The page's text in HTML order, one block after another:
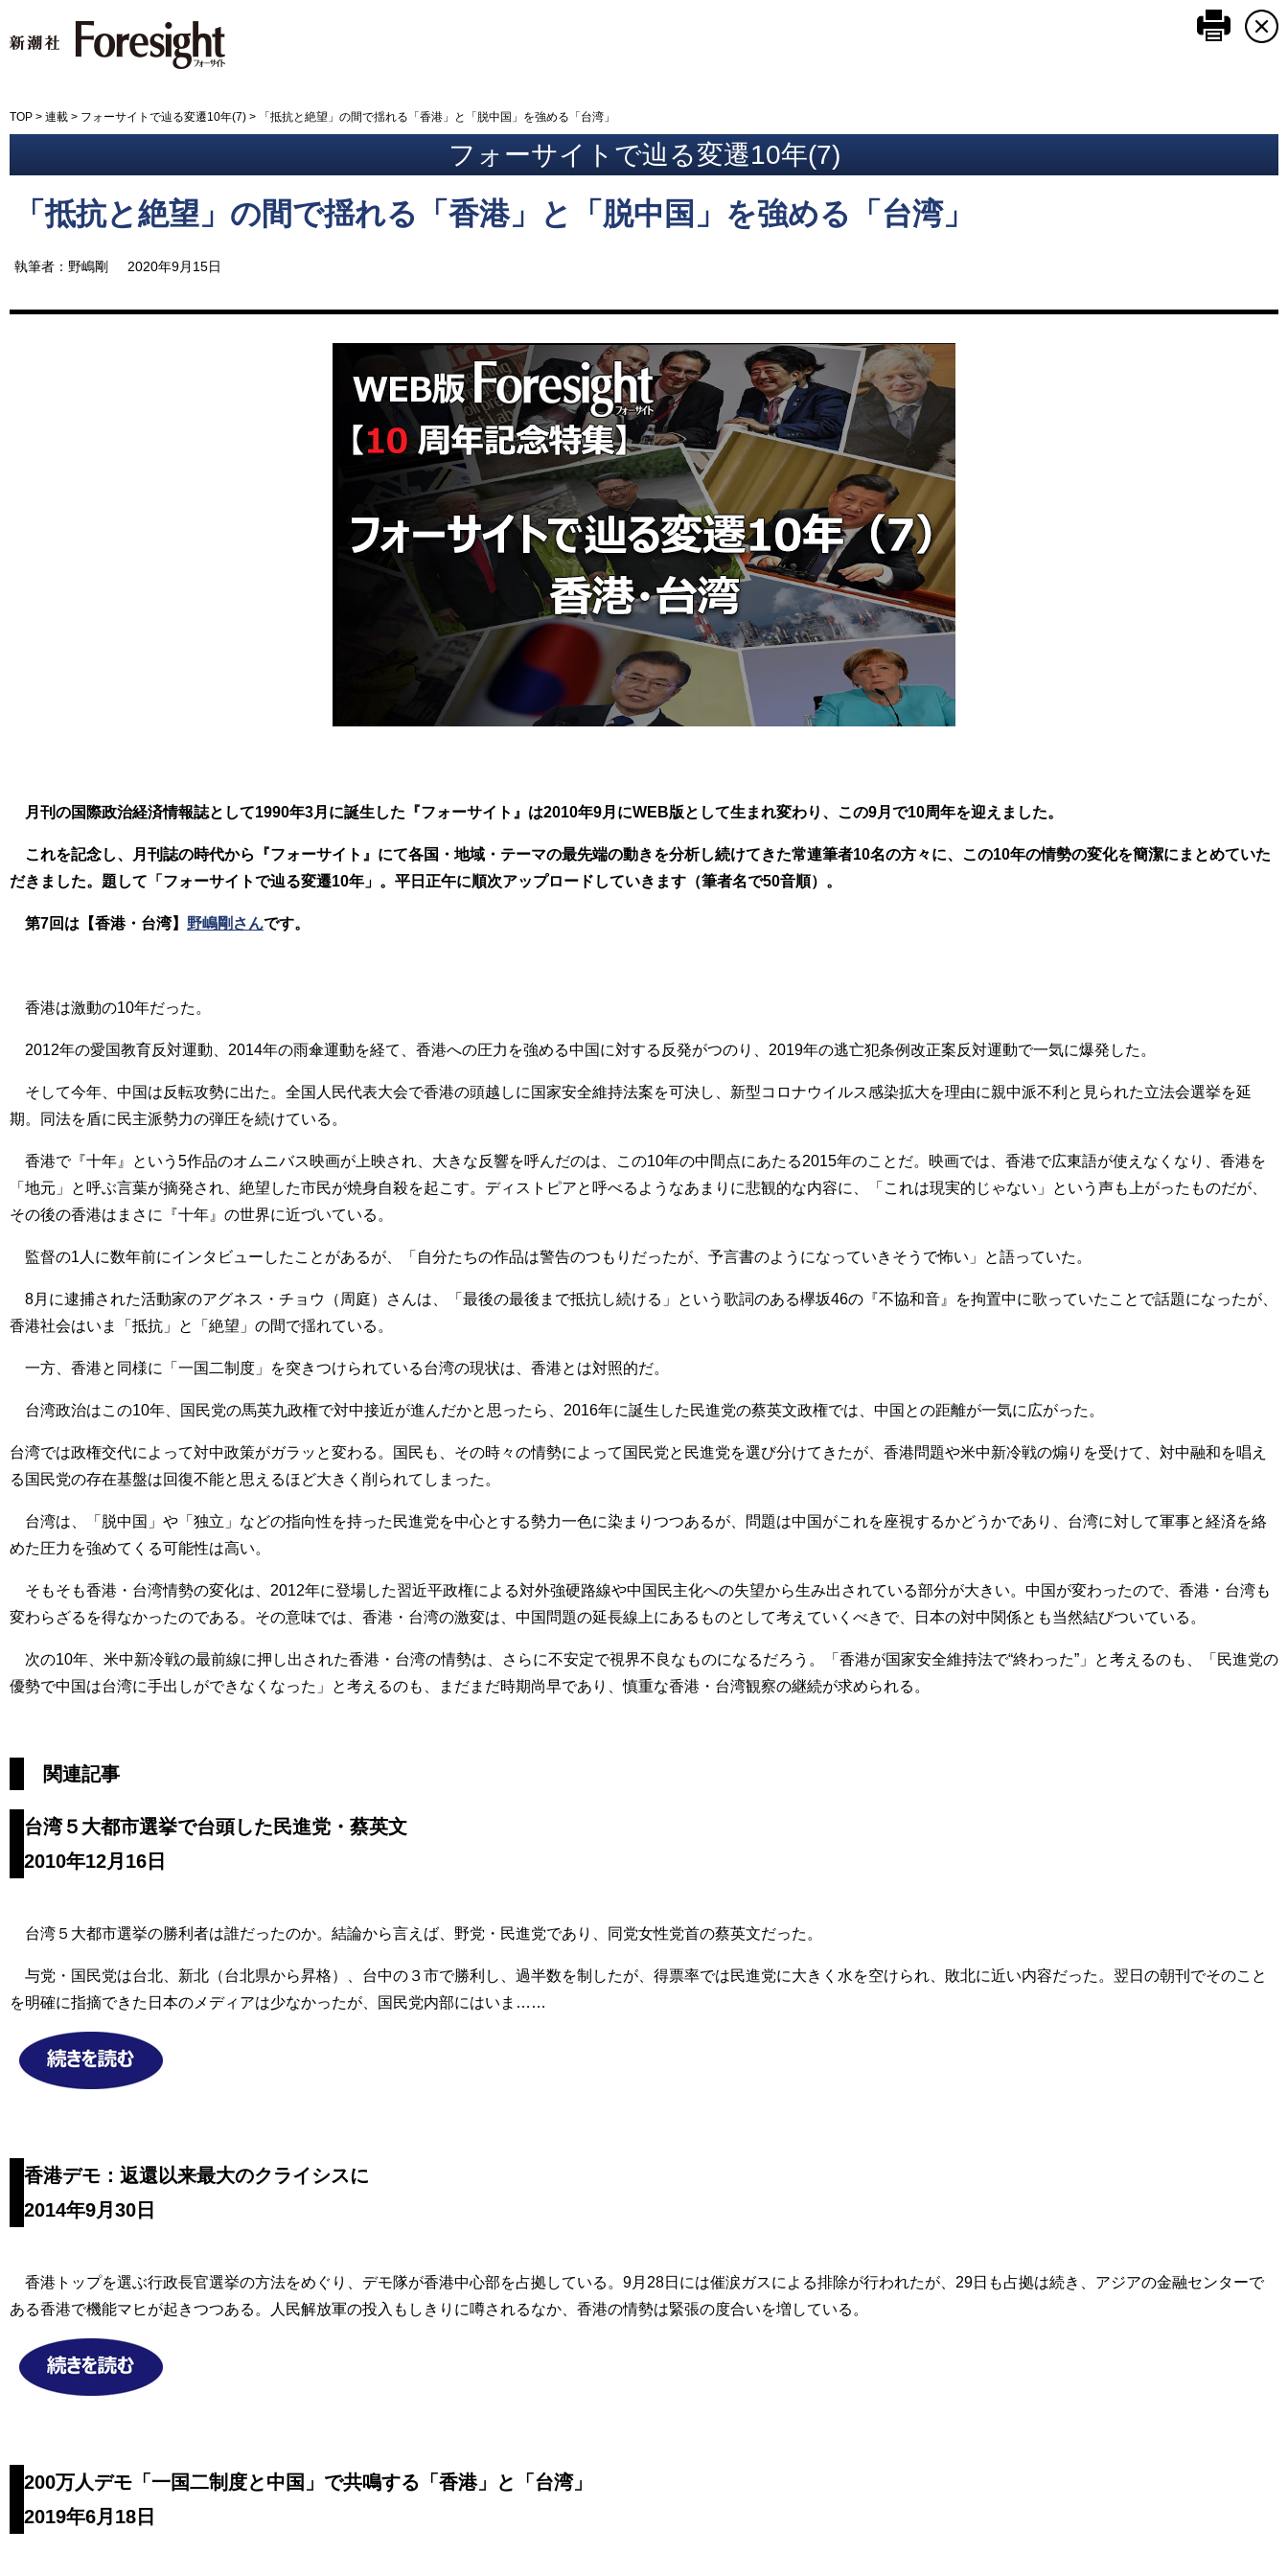
このペ
TOP > 連載 > フォーサイトで辿る変遷10年(7) > 「抵抗と絶望」の間で揺れる「香港」と「脱中国」を強める「台湾」
フォーサイトで辿る変遷10年(7)
「抵抗と絶望」の間で揺れる「香港」と「脱中国」を強める「台湾」
執筆者：野嶋剛 2020年9月15日
月刊の国際政治経済情報誌として1990年3月に誕生した『フォーサイト』は2010年9月にWEB版として生まれ変わり、この9月で10周年を迎えました。
これを記念し、月刊誌の時代から『フォーサイト』にて各国・地域・テーマの最先端の動きを分析し続けてきた常連筆者10名の方々に、この10年の情勢の変化を簡潔にまとめていた
だきました。題して「フォーサイトで辿る変遷10年」。平日正午に順次アップロードしていきます（筆者名で50音順）。
第7回は【香港・台湾】 野嶋剛さんです。
香港は激動の10年だった。
2012年の愛国教育反対運動、2014年の雨傘運動を経て、香港への圧力を強める中国に対する反発がつのり、2019年の逃亡犯条例改正案反対運動で一気に爆発した。
そして今年、中国は反転攻勢に出た。全国人民代表大会で香港の頭越しに国家安全維持法案を可決し、新型コロナウイルス感染拡大を理由に親中派不利と見られた立法会選挙を延
期。同法を盾に民主派勢力の弾圧を続けている。
香港で『十年』という5作品のオムニバス映画が上映され、大きな反響を呼んだのは、この10年の中間点にあたる2015年のことだ。映画では、香港で広東語が使えなくなり、香港を
「地元」と呼ぶ言葉が摘発され、絶望した市民が焼身自殺を起こす。ディストピアと呼べるようなあまりに悲観的な内容に、「これは現実的じゃない」という声も上がったものだが、
その後の香港はまさに『十年』の世界に近づいている。
監督の1人に数年前にインタビューしたことがあるが、「自分たちの作品は警告のつもりだったが、予言書のようになっていきそうで怖い」と語っていた。
8月に逮捕された活動家のアグネス・チョウ（周庭）さんは、「最後の最後まで抵抗し続ける」という歌詞のある欅坂46の『不協和音』を拘置中に歌っていたことで話題になったが、
香港社会はいま「抵抗」と「絶望」の間で揺れている。
一方、香港と同様に「一国二制度」を突きつけられている台湾の現状は、香港とは対照的だ。
台湾政治はこの10年、国民党の馬英九政権で対中接近が進んだかと思ったら、2016年に誕生した民進党の蔡英文政権では、中国との距離が一気に広がった。
台湾では政権交代によって対中政策がガラッと変わる。国民も、その時々の情勢によって国民党と民進党を選び分けてきたが、香港問題や米中新冷戦の煽りを受けて、対中融和を唱え
る国民党の存在基盤は回復不能と思えるほど大きく削られてしまった。
台湾は、「脱中国」や「独立」などの指向性を持った民進党を中心とする勢力一色に染まりつつあるが、問題は中国がこれを座視するかどうかであり、台湾に対して軍事と経済を絡
めた圧力を強めてくる可能性は高い。
そもそも香港・台湾情勢の変化は、2012年に登場した習近平政権による対外強硬路線や中国民主化への失望から生み出されている部分が大きい。中国が変わったので、香港・台湾も
変わらざるを得なかったのである。その意味では、香港・台湾の激変は、中国問題の延長線上にあるものとして考えていくべきで、日本の対中関係とも当然結びついている。
次の10年、米中新冷戦の最前線に押し出された香港・台湾の情勢は、さらに不安定で視界不良なものになるだろう。「香港が国家安全維持法で“終わった”」と考えるのも、「民進党の
優勢で中国は台湾に手出しができなくなった」と考えるのも、まだまだ時期尚早であり、慎重な香港・台湾観察の継続が求められる。
関連記事
台湾５大都市選挙で台頭した民進党・蔡英文
2010年12月16日
台湾５大都市選挙の勝利者は誰だったのか。結論から言えば、野党・民進党であり、同党女性党首の蔡英文だった。
与党・国民党は台北、新北（台北県から昇格）、台中の３市で勝利し、過半数を制したが、得票率では民進党に大きく水を空けられ、敗北に近い内容だった。翌日の朝刊でそのこと
を明確に指摘できた日本のメディアは少なかったが、国民党内部にはいま……
香港デモ：返還以来最大のクライシスに
2014年9月30日
香港トップを選ぶ行政長官選挙の方法をめぐり、デモ隊が香港中心部を占拠している。9月28日には催涙ガスによる排除が行われたが、29日も占拠は続き、アジアの金融センターで
ある香港で機能マヒが起きつつある。人民解放軍の投入もしきりに噂されるなか、香港の情勢は緊張の度合いを増している。
200万人デモ「一国二制度と中国」で共鳴する「香港」と「台湾」
2019年6月18日